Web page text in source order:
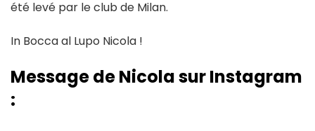
été levé par le club de Milan.
In Bocca al Lupo Nicola !
Message de Nicola sur Instagram
: